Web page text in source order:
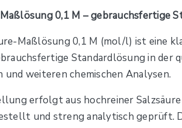
0,1 M – gebrauchsfertige
Maßlösung 0,1 M (mol/l) ist eine
Standardlösung in der
weiteren chemischen Analysen.
erfolgt aus hochreiner
und streng analytisch geprüft.